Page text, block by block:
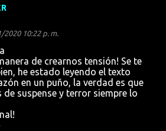
2020 10:22 p. m.
de crearnos tensión! Se te
he estado leyendo el texto
en un puño, la verdad es que
de suspense y terror siempre lo